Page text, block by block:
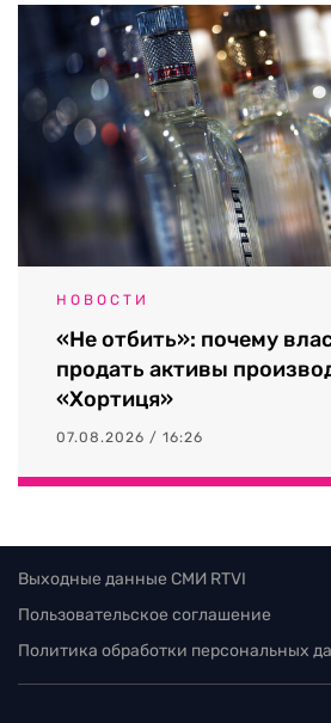
НОВОСТИ
«Не отбить»: почему
продать активы
«Хортиця»
07.08.2026 / 16:26
Выходные данные СМИ RTVI
Пользовательское соглашение
Политика обработки персональных